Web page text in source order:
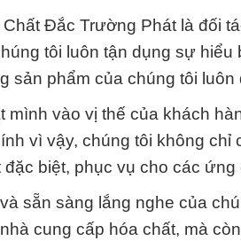
Chất Đắc Trường Phát là đối
tôi luôn tận dụng sự
sản phẩm của chúng tôi
mình vào vị thế của khách
vì vậy, chúng tôi không
đặc biệt, phục vụ cho các
sẵn sàng lắng nghe của
cung cấp hóa chất, mà